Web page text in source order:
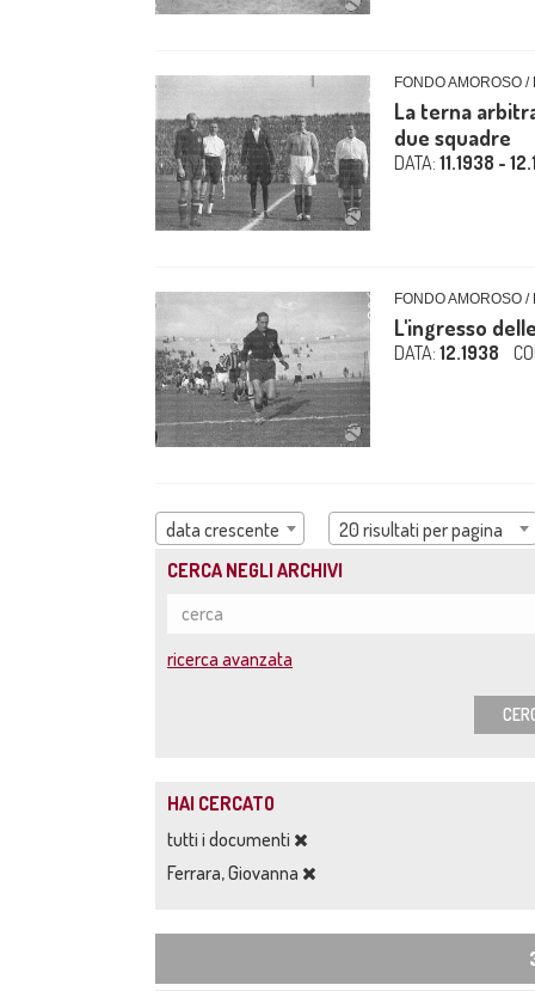
FONDO AMOROSO
La terna
due squadre
DATA: 11.1938 -
FONDO AMOROSO
L'ingresso
DATA: 12.1938
data crescente
20 risultati per pagina
CERCA NEGLI ARCHIVI
ricerca avanzata
HAI CERCATO
tutti i documenti
Ferrara, Giovanna